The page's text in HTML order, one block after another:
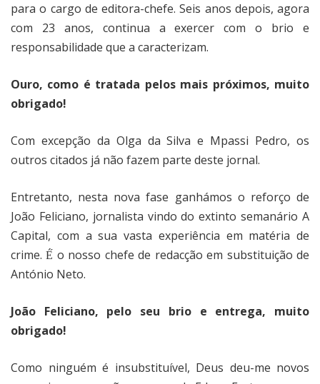
para o cargo de editora-chefe. Seis anos depois, agora
com 23 anos, continua a exercer com o brio e
responsabilidade que a caracterizam.
Ouro, como é tratada pelos mais próximos, muito
obrigado!
Com excepção da Olga da Silva e Mpassi Pedro, os
outros citados já não fazem parte deste jornal.
Entretanto, nesta nova fase ganhámos o reforço de
João Feliciano, jornalista vindo do extinto semanário A
Capital, com a sua vasta experiência em matéria de
crime. É́ o nosso chefe de redacção em substituição de
António Neto.
João Feliciano, pelo seu brio e entrega, muito
obrigado!
Como ninguém é insubstituível, Deus deu-me novos